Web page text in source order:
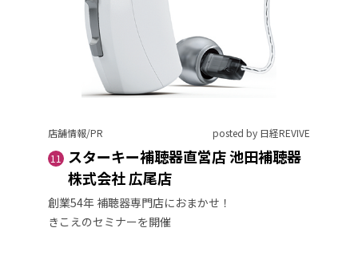
店舗情報/PR
posted by 日経REVIVE
11
スターキー補聴器直営店 池田補聴器
株式会社 広尾店
創業54年 補聴器専門店におまかせ！
きこえのセミナーを開催